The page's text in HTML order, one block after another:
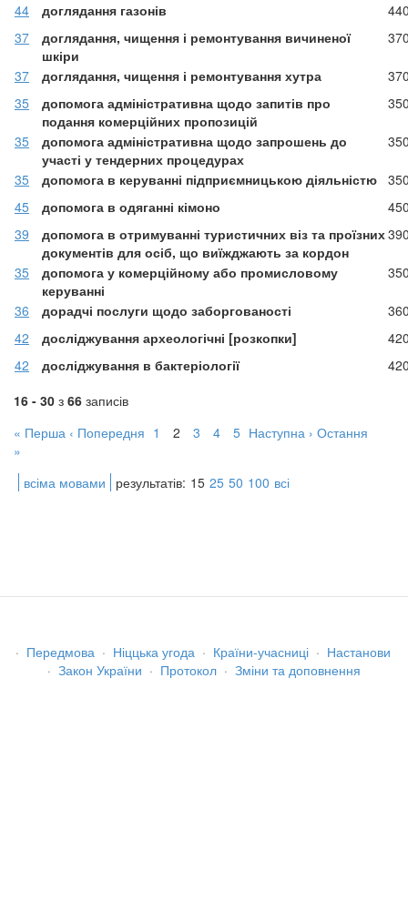
44
доглядання газонів
37
доглядання, чищення і ремонтування вичиненої
шкіри
37 доглядання, чищення і ремонтування хутра
35
допомога адміністративна щодо запитів про
подання комерційних пропозицій
35
допомога адміністративна щодо запрошень до
участі у тендерних процедурах
35 допомога в керуванні підприємницькою діяльністю
45
допомога в одяганні кімоно
39
допомога в отримуванні туристичних віз та проїзних
документів для осіб, що виїжджають за кордон
35
допомога у комерційному або промисловому
керуванні
36 дорадчі послуги щодо заборгованості
42
досліджування археологічні [розкопки]
42
досліджування в бактеріології
16 - 30 з 66 записів
« Перша ‹ Попередня 1 2 3 4 5 Наступна › Остання
»
всіма мовами
результатів: 15 25 50 100 всі
· Передмова · Ніццька угода · Країни-учасниці · Настанови
· Закон України · Протокол · Зміни та доповнення